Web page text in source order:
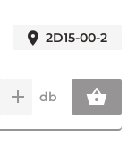
2D15-00-2
db